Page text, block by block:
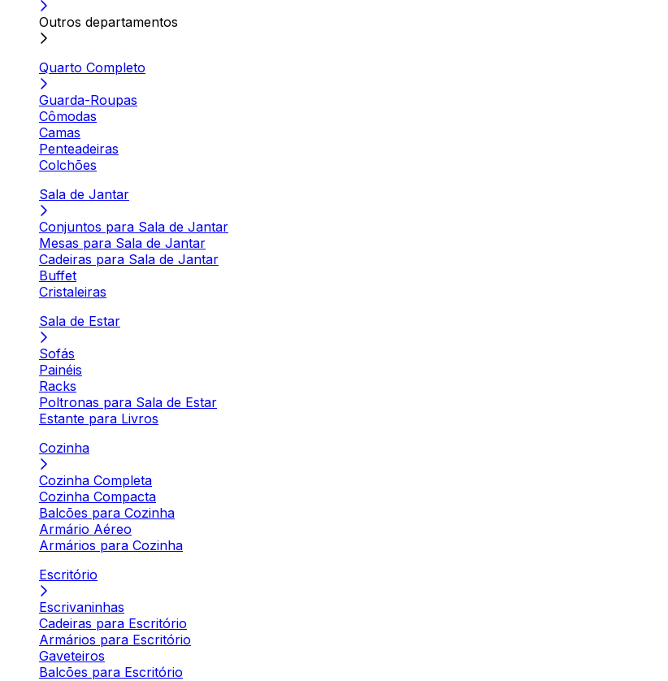
Outros departamentos
Quarto Completo
Guarda-Roupas
Cômodas
Camas
Penteadeiras
Colchões
Sala de Jantar
Conjuntos para Sala de Jantar
Mesas para Sala de Jantar
Cadeiras para Sala de Jantar
Buffet
Cristaleiras
Sala de Estar
Sofás
Painéis
Racks
Poltronas para Sala de Estar
Estante para Livros
Cozinha
Cozinha Completa
Cozinha Compacta
Balcões para Cozinha
Armário Aéreo
Armários para Cozinha
Escritório
Escrivaninhas
Cadeiras para Escritório
Armários para Escritório
Gaveteiros
Balcões para Escritório